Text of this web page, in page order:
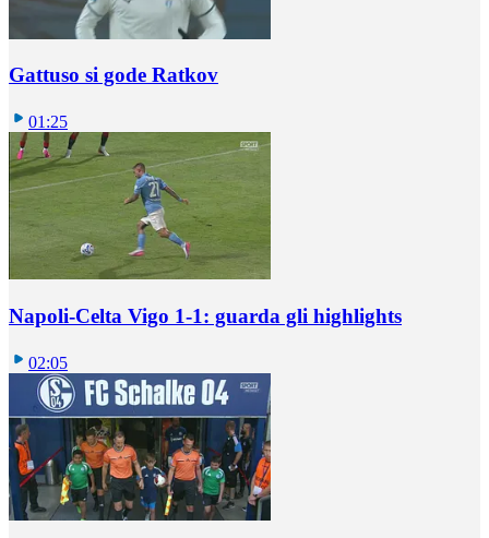
Gattuso si gode Ratkov
01:25
Napoli-Celta Vigo 1-1: guarda gli highlights
02:05